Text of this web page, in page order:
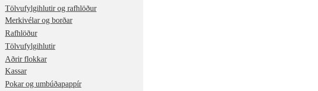
Tölvufylgihlutir og rafhlöður
Merkivélar og borðar
Rafhlöður
Tölvufylgihlutir
Aðrir flokkar
Kassar
Pokar og umbúðapappír